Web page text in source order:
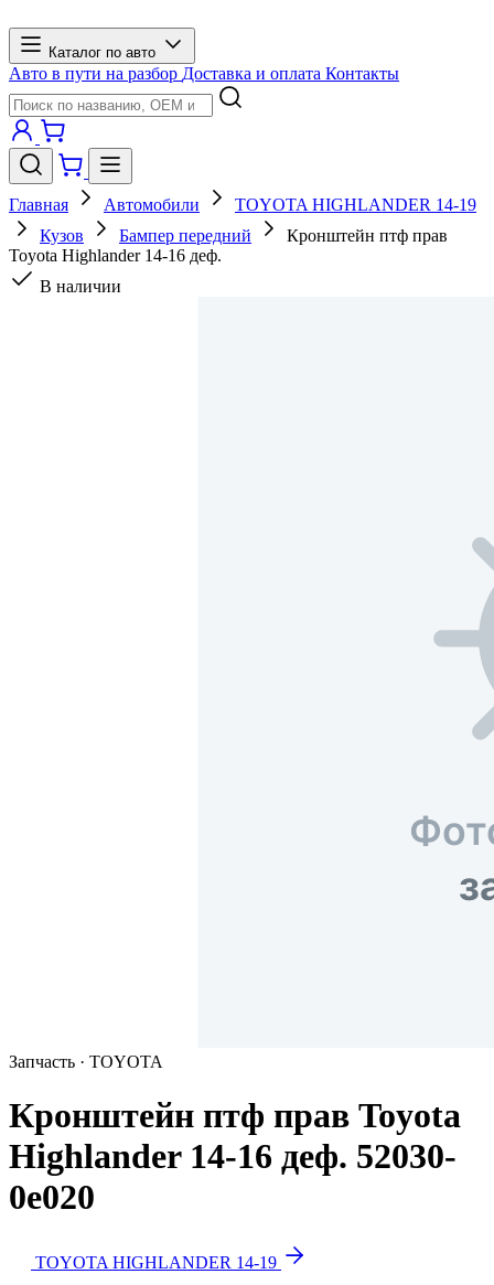
Каталог по авто
Авто в пути на разбор Доставка и оплата Контакты
Главная Автомобили
TOYOTA HIGHLANDER 14-19
Кузов
Бампер передний
Кронштейн птф прав
Toyota Highlander 14-16 деф.
В наличии
Запчасть · TOYOTA
Кронштейн птф прав Toyota
Highlander 14-16 деф. 52030-
0e020
TOYOTA HIGHLANDER 14-19